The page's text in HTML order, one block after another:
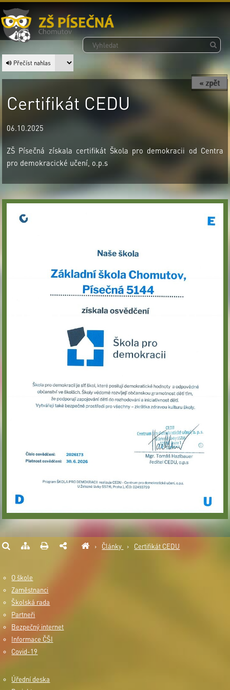
Přečíst nahlas
« zpět
Certifikát CEDU
06.10.2025
ZŠ Písečná získala certifikát Škola pro demokracii od Centra
pro demokracické učení, o.p.s
› Články › Certifikát CEDU
O škole
Zaměstnanci
Školská rada
Partneři
Bezpečný internet
Informace ČŠI
Covid-19
Úřední deska